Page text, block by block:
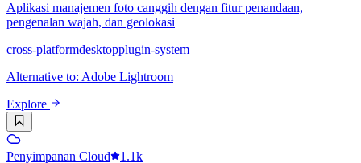
Aplikasi manajemen foto canggih dengan fitur penandaan,
pengenalan wajah, dan geolokasi
cross-platformdesktopplugin-system
Alternative to: Adobe Lightroom
Explore
Penyimpanan Cloud 1.1k